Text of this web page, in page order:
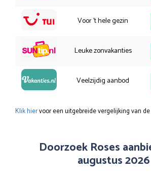
Voor 't hele gezin
Leuke zonvakanties
Veelzijdig aanbod
Klik hiervoor een uitgebreide vergelijking van
Doorzoek Roses
augustus 2026